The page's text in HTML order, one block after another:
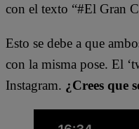
con el texto “#El Gran
Esto se debe a que
con la misma pose. El
Instagram. ¿Crees que